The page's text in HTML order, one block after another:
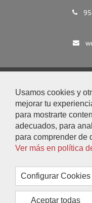
Usamos cookies y
mejorar tu
para mostrarte
adecuados, para
para comprender de
Ver más en política
Configurar Cookies
Aceptar todas
Aviso